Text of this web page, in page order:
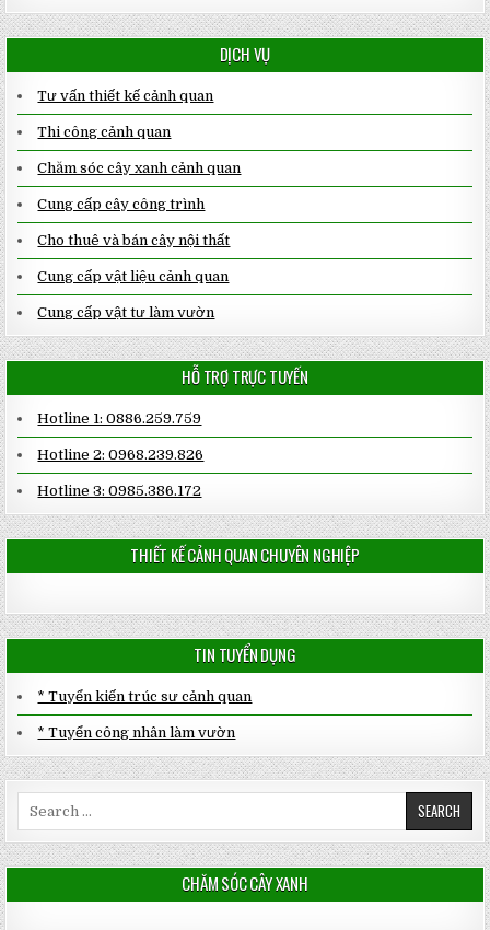
DỊCH VỤ
Tư vấn thiết kế cảnh quan
Thi công cảnh quan
Chăm sóc cây xanh cảnh quan
Cung cấp cây công trình
Cho thuê và bán cây nội thất
Cung cấp vật liệu cảnh quan
Cung cấp vật tư làm vườn
HỖ TRỢ TRỰC TUYẾN
Hotline 1: 0886.259.759
Hotline 2: 0968.239.826
Hotline 3: 0985.386.172
THIẾT KẾ CẢNH QUAN CHUYÊN NGHIỆP
TIN TUYỂN DỤNG
* Tuyển kiến trúc sư cảnh quan
* Tuyển công nhân làm vườn
CHĂM SÓC CÂY XANH